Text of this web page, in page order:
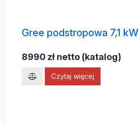
Gree podstropowa 7,1 kW
8990 zł netto (katalog)
Czytaj więcej